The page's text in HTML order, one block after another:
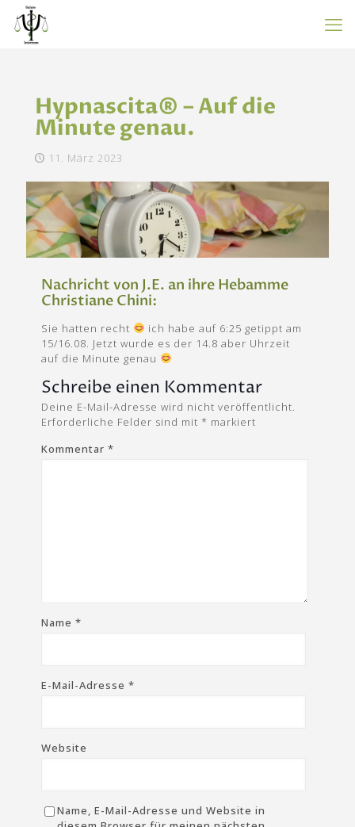
Hypnascita® – Auf die
Minute genau.
11. März 2023
Nachricht von J.E. an ihre Hebamme
Christiane Chini:
Sie hatten recht
ich habe auf 6:25 getippt am
15/16.08. Jetzt wurde es der 14.8 aber Uhrzeit
auf die Minute genau
Schreibe einen Kommentar
Deine E-Mail-Adresse wird nicht veröffentlicht.
Erforderliche Felder sind mit* markiert
Kommentar*
Name*
E-Mail-Adresse*
Website
Name, E-Mail-Adresse und Website in